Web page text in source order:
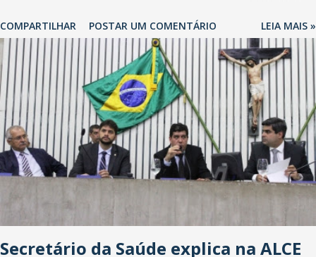
oficialmente, mas fontes extraoficiais indicam, que será na Avenida
Washington Soares-Messejana. Uma coisa é certa: será a maior
loja Havan do Brasil.
COMPARTILHAR POSTAR UM COMENTÁRIO LEIA MAIS »
Secretário da Saúde explica na ALCE